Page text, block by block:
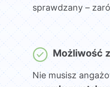
sprawdzany –
Możliwość
Nie musisz